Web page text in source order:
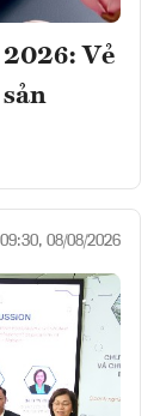
Vẻ
09:30, 08/08/2026